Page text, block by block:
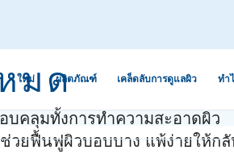
ใหม่ ผลิตภัณฑ์
ผิวมัน สิวและริ้วรอยจากสิว ผิวแห้ง
เคล็ดลับการดูแลผิว
ผิวแพ้จากมลพิษ ฝุ่น ควัน
การดูแลระบบนิ
ทำ
มด
คลุมทั้งการทำความสะอาดผิว
วยฟื้นฟูผิวบอบบาง แพ้ง่ายให้ก